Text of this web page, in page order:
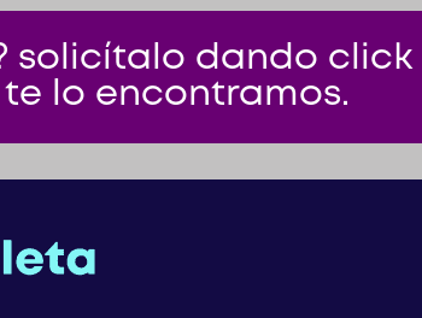
solicítalo dando click
te lo encontramos.